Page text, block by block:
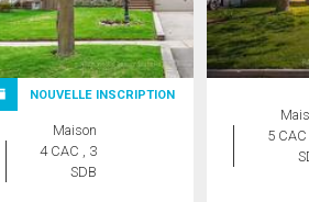
NOUVELLE INSCRIPTION
Maison
4 CAC , 3
SDB
5